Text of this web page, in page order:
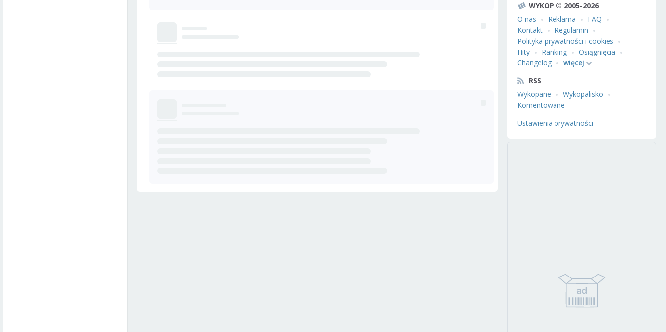
WYKOP © 2005-2026
O nas
Reklama
FAQ
Kontakt
Regulamin
Polityka prywatności i cookies
Hity
Ranking
Osiągnięcia
Changelog
więcej
RSS
Wykopane
Wykopalisko
Komentowane
Ustawienia prywatności